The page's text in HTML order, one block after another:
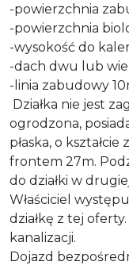
-powierzchnia
-powierzchnia
-wysokość do
-dach dwu lub
-linia zabudowy
Działka nie jest
ogrodzona,
płaska, o
frontem 27m.
do działki w
Właściciel
działkę z tej
kanalizacji.
Dojazd